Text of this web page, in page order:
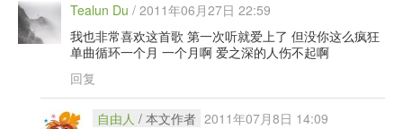
Tealun Du / 2011年06月27日 22:59
我也非常喜欢这首歌 第一次听就爱上了 但没你这么疯狂
单曲循环一个月 一个月啊 爱之深的人伤不起啊
回复
自由人 / 本文作者 2011年07月8日 14:09